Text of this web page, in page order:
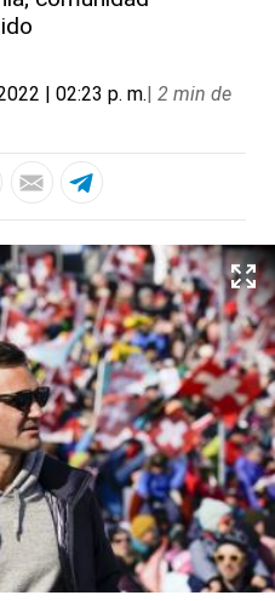
| 02:23 p. m.| 2 min de